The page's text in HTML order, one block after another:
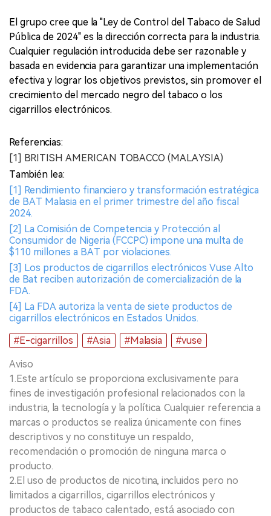
El grupo cree que la "Ley de Control del Tabaco de Salud
Pública de 2024" es la dirección correcta para la industria.
Cualquier regulación introducida debe ser razonable y
basada en evidencia para garantizar una implementación
efectiva y lograr los objetivos previstos, sin promover el
crecimiento del mercado negro del tabaco o los
cigarrillos electrónicos.
Referencias:
[1] BRITISH AMERICAN TOBACCO (MALAYSIA)
También lea:
[1] Rendimiento financiero y transformación estratégica
de BAT Malasia en el primer trimestre del año fiscal
2024.
[2] La Comisión de Competencia y Protección al
Consumidor de Nigeria (FCCPC) impone una multa de
$110 millones a BAT por violaciones.
[3] Los productos de cigarrillos electrónicos Vuse Alto
de Bat reciben autorización de comercialización de la
FDA.
[4] La FDA autoriza la venta de siete productos de
cigarrillos electrónicos en Estados Unidos.
#E-cigarrillos
#Asia #Malasia #vuse
Aviso
1.Este artículo se proporciona exclusivamente para
fines de investigación profesional relacionados con la
industria, la tecnología y la política. Cualquier referencia a
marcas o productos se realiza únicamente con fines
descriptivos y no constituye un respaldo,
recomendación o promoción de ninguna marca o
producto.
2.El uso de productos de nicotina, incluidos pero no
limitados a cigarrillos, cigarrillos electrónicos y
productos de tabaco calentado, está asociado con